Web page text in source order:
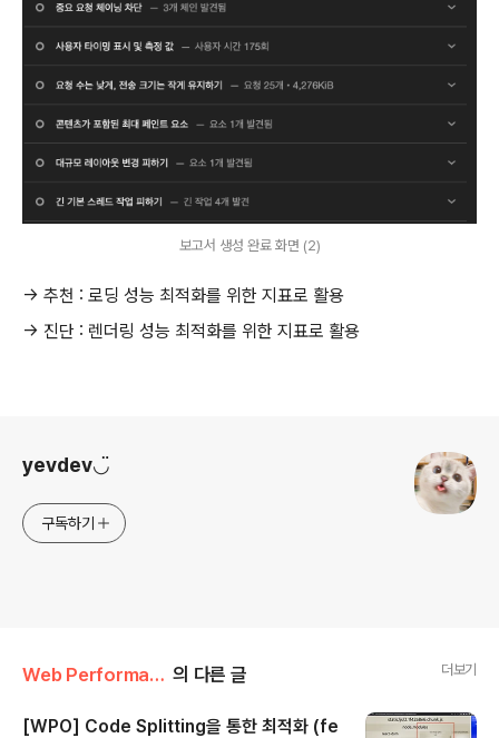
보고서 생성 완료 화면 (2)
→ 추천 : 로딩 성능 최적화를 위한 지표로 활용
→ 진단 : 렌더링 성능 최적화를 위한 지표로 활용
yevdev◡̈
구독하기
Web Performance Optimization 의 다른 글 더보기
[WPO] Code Splitting을 통한 최적화 (fe